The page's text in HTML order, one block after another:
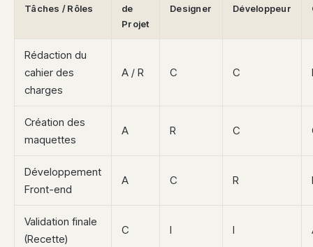
Tâches / Rôles
de
Projet
Designer Développeur
Rédaction du
cahier des
charges
A / R C C I
Création des
maquettes
A R C
Développement
Front-end
A C R I
Validation finale
(Recette)
C I I